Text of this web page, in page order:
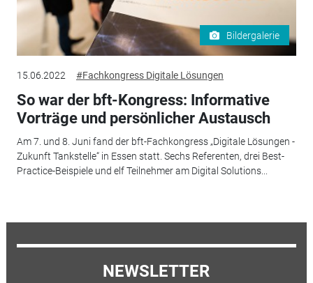
Bildergalerie
15.06.2022 #Fachkongress Digitale Lösungen
So war der bft-Kongress: Informative
Vorträge und persönlicher Austausch
Am 7. und 8. Juni fand der bft-Fachkongress „Digitale Lösungen -
Zukunft Tankstelle“ in Essen statt. Sechs Referenten, drei Best-
Practice-Beispiele und elf Teilnehmer am Digital Solutions...
NEWSLETTER